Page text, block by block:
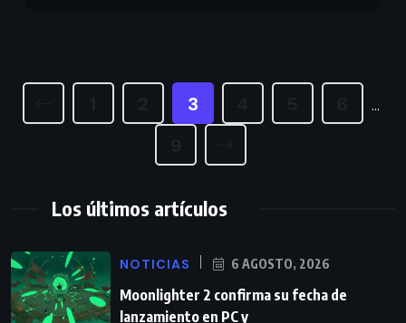
3 …
Los últimos artículos
NOTICIAS 6 AGOSTO, 2026
Moonlighter 2 confirma su fecha de
lanzamiento en PC y